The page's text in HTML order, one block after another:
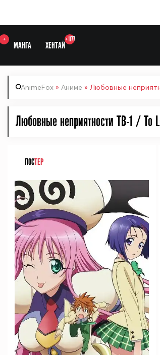
+
МАНГА ХЕНТАЙ
+1177
AnimeFox » Аниме » Любовные
Любовные неприятности ТВ-1 / To
ПОСТЕР